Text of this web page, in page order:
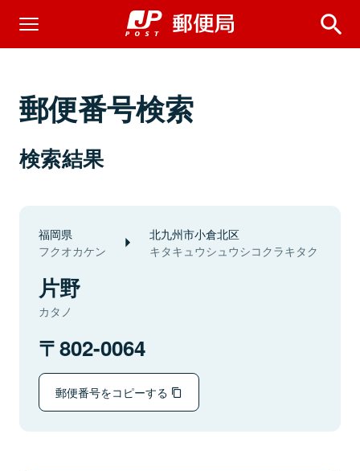
郵便番号検索
検索結果
福岡県
フクオカケン
北九州市小倉北区
キタキュウシュウシコクラキタク
片野
カタノ
802-0064
郵便番号をコピーする